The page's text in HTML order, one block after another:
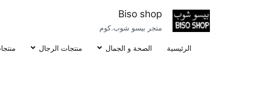
Biso shop
متجر بيسو شوب.كوم
الرئيسية الصحة و الجمال منتجات الرجال